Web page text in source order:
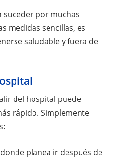
suceder por muchas
medidas sencillas, es
saludable y fuera del
del hospital puede
rápido. Simplemente
planea ir después de